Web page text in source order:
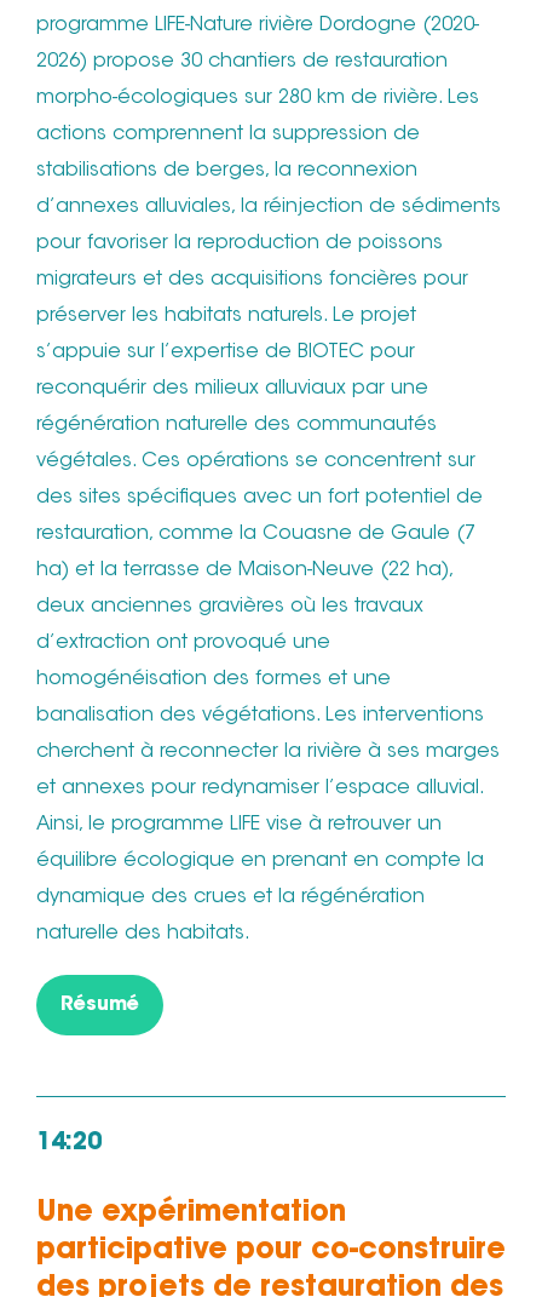
programme LIFE-Nature rivière Dordogne (2020-
2026) propose 30 chantiers de restauration
morpho-écologiques sur 280 km de rivière. Les
actions comprennent la suppression de
stabilisations de berges, la reconnexion
d’annexes alluviales, la réinjection de sédiments
pour favoriser la reproduction de poissons
migrateurs et des acquisitions foncières pour
préserver les habitats naturels. Le projet
s’appuie sur l’expertise de BIOTEC pour
reconquérir des milieux alluviaux par une
régénération naturelle des communautés
végétales. Ces opérations se concentrent sur
des sites spécifiques avec un fort potentiel de
restauration, comme la Couasne de Gaule (7
ha) et la terrasse de Maison-Neuve (22 ha),
deux anciennes gravières où les travaux
d’extraction ont provoqué une
homogénéisation des formes et une
banalisation des végétations. Les interventions
cherchent à reconnecter la rivière à ses marges
et annexes pour redynamiser l’espace alluvial.
Ainsi, le programme LIFE vise à retrouver un
équilibre écologique en prenant en compte la
dynamique des crues et la régénération
naturelle des habitats.
Résumé
14:20
Une expérimentation
participative pour co-construire
des projets de restauration des